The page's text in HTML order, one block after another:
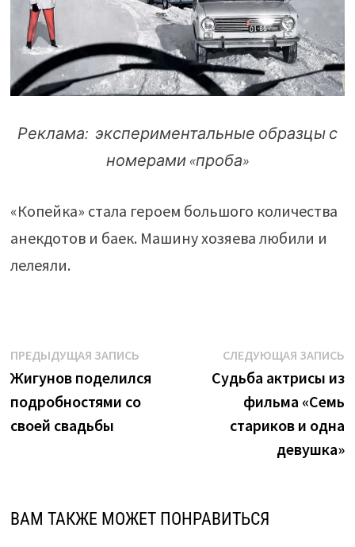
Реклама: экспериментальные образцы с
номерами «проба»
«Копейка» стала героем большого количества
анекдотов и баек. Машину хозяева любили и
лелеяли.
Навигация
по
записям
ПРЕДЫДУЩАЯ ЗАПИСЬПредыдущая
запись:
Жигунов поделился
подробностями со
своей свадьбы
СЛЕДУЮЩАЯ ЗАПИСЬ
Судьба актрисы из
фильма «Семь
стариков и одна
девушка»
ВАМ ТАКЖЕ МОЖЕТ ПОНРАВИТЬСЯ